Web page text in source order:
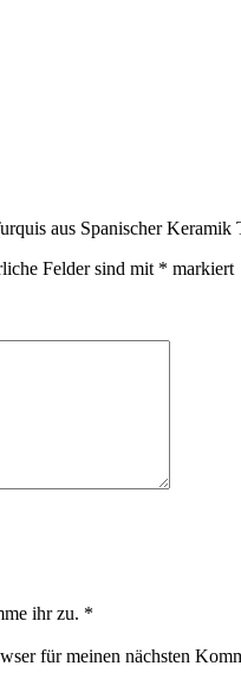
aus Spanischer Keramik
Felder sind mit * markiert
ihr zu. *
für meinen nächsten